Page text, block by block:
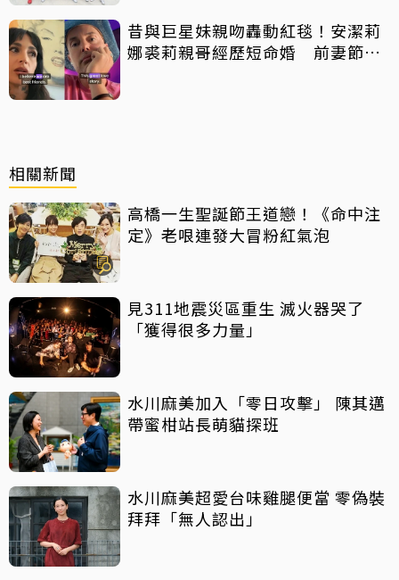
昔與巨星妹親吻轟動紅毯！安潔莉
娜裘莉親哥經歷短命婚 前妻節目
相關新聞
高橋一生聖誕節王道戀！《命中注
定》老哏連發大冒粉紅氣泡
見311地震災區重生 滅火器哭了
「獲得很多力量」
水川麻美加入「零日攻擊」 陳其邁
帶蜜柑站長萌貓探班
水川麻美超愛台味雞腿便當 零偽裝
拜拜「無人認出」